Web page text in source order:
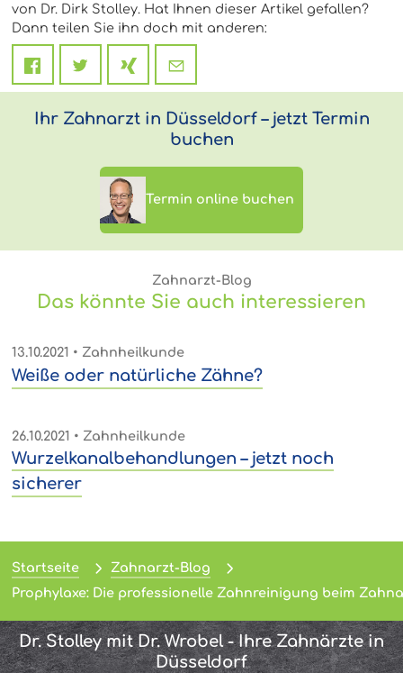
von Dr. Dirk Stolley. Hat Ihnen dieser Artikel gefallen?
Dann teilen Sie ihn doch mit anderen:
Ihr Zahnarzt in Düsseldorf – jetzt Termin
buchen
Termin online buchen
Zahnarzt-Blog
Das könnte Sie auch interessieren
13.10.2021 • Zahnheilkunde
Weiße oder natürliche Zähne?
26.10.2021 • Zahnheilkunde
Wurzelkanalbehandlungen – jetzt noch
sicherer
Startseite
Zahnarzt-Blog
Prophylaxe: Die professionelle Zahnreinigung beim
Dr. Stolley mit Dr. Wrobel - Ihre Zahnärzte in
Düsseldorf